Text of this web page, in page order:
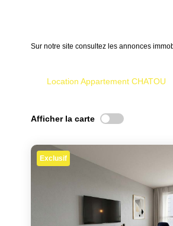
Sur notre site consultez les annonces
Location Appartement CHATOU
Afficher la carte
Exclusif